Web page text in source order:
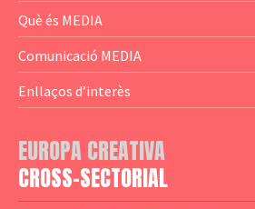
— Audience Cluster
— Altres
Què és MEDIA
— El subprograma MEDIA
— Agència Executiva
— Logotips
Comunicació MEDIA
— Estrenes a Catalunya
— Notícies
Enllaços d’interès
EUROPA CREATIVA
CROSS-SECTORIAL